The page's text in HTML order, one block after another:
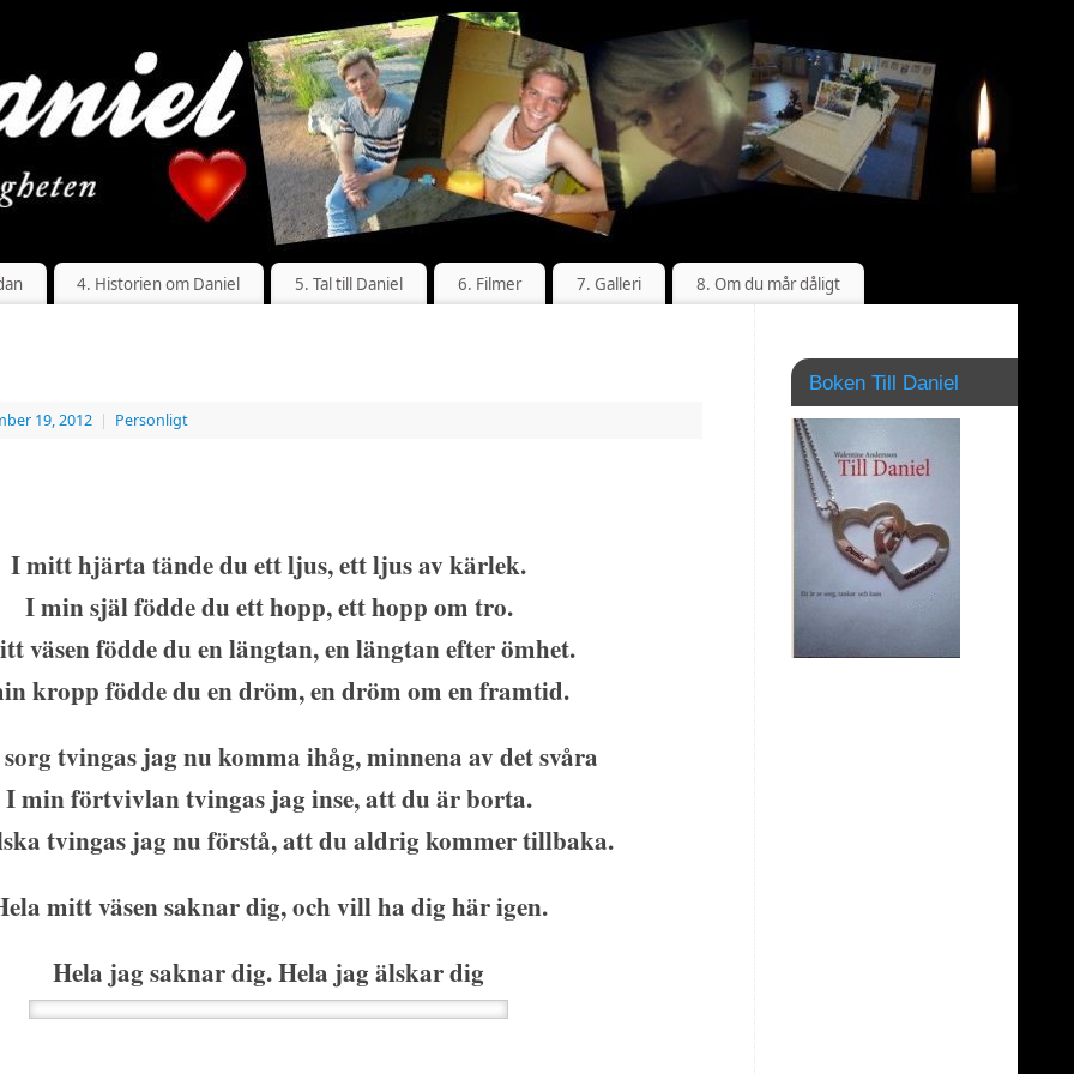
4. Historien om Daniel 5. Tal till Daniel 6. Filmer 7. Galleri 8. Om du mår dåligt
19, 2012 | Personligt
I mitt hjärta tände du ett ljus, ett ljus av kärlek.
I min själ födde du ett hopp, ett hopp om tro.
väsen födde du en längtan, en längtan efter ömhet.
kropp födde du en dröm, en dröm om en framtid.
tvingas jag nu komma ihåg, minnena av det svåra
I min förtvivlan tvingas jag inse, att du är borta.
tvingas jag nu förstå, att du aldrig kommer tillbaka.
mitt väsen saknar dig, och vill ha dig här igen.
Hela jag saknar dig. Hela jag älskar dig
Boken Till Daniel